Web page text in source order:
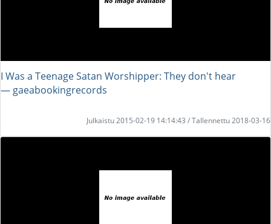
I Was a Teenage Satan Worshipper: They don't hear
― gaeabookingrecords
Julkaistu 2015-02-19 14:14:43 / Tallennettu 2018-03-16